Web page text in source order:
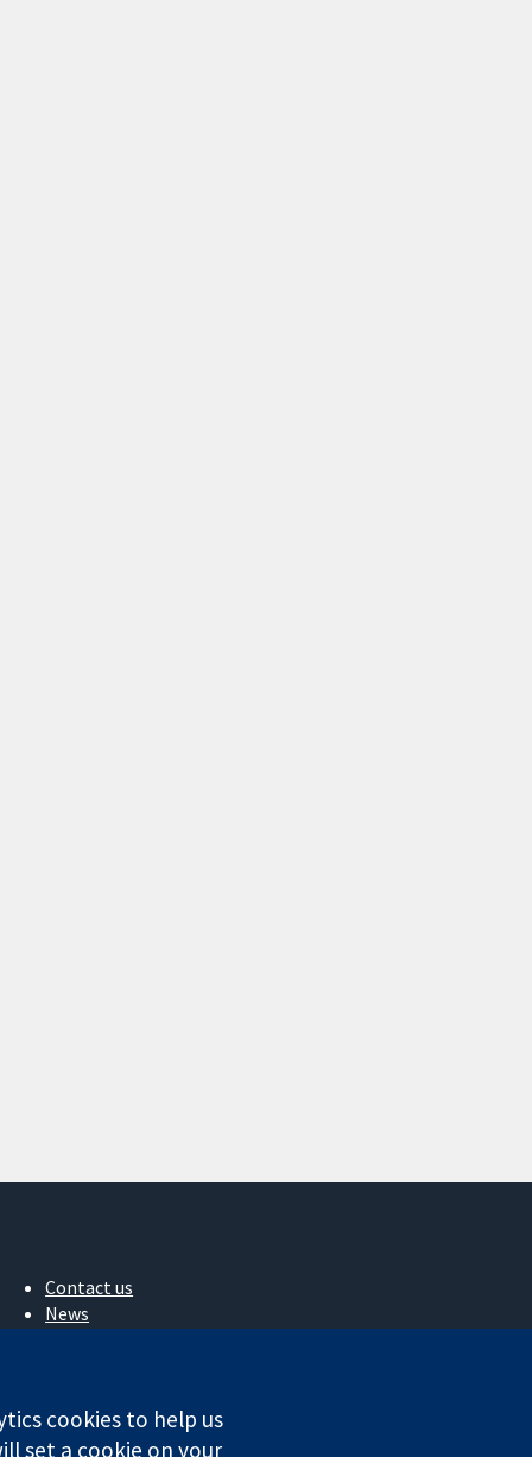
Contact us
News
Cochrane Library
cookies to help us
set a cookie on your